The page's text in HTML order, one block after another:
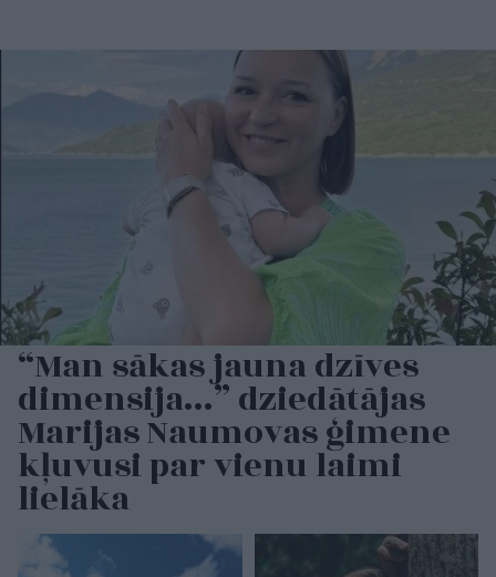
“Man sākas jauna dzīves
dimensija…” dziedātājas
Marijas Naumovas ģimene
kļuvusi par vienu laimi
lielāka